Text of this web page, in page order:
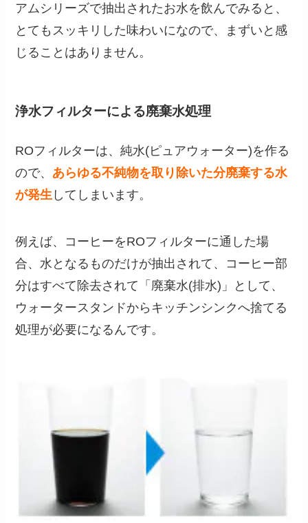
アムシリーズで抽出されたお水を飲んでみると、
とてもスッキリした味わいになので、まずいと感
じることはありません。
浄水フィルターによる廃棄水処理
ROフィルターは、純水(ピュアウォーター)を作る
ので、 あらゆる不純物を取り除いた分廃棄する水
が発生 してしまいます。
例えば、コーヒーをROフィルターに通した場
合、水となるものだけが抽出されて、コーヒー部
分はすべて除去されて「廃棄水(排水)」として、
ウォータースタンドからキッチンシンクへ捨てる
処理が必要になるんです。